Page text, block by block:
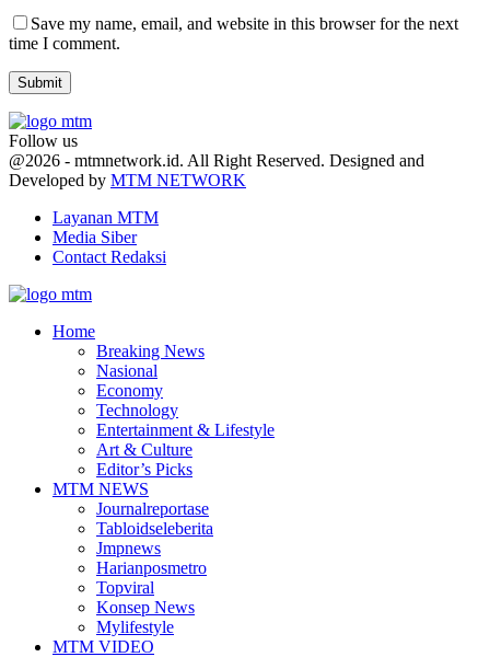
Save my name, email, and website in this browser for the next
time I comment.
Follow us
Facebook
Twitter
Youtube
@2026 - mtmnetwork.id. All Right Reserved. Designed and
Developed by MTM NETWORK
Layanan MTM
Media Siber
Contact Redaksi
Home
Breaking News
Nasional
Economy
Technology
Entertainment & Lifestyle
Art & Culture
Editor’s Picks
MTM NEWS
Journalreportase
Tabloidseleberita
Jmpnews
Harianposmetro
Topviral
Konsep News
Mylifestyle
MTM VIDEO